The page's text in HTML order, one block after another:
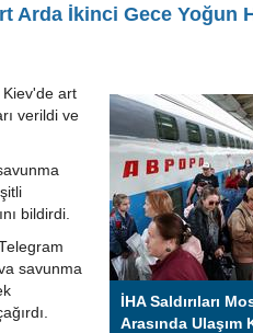
İkinci Gece Yoğun
İHA Saldırıları
Arasında Ulaşım
Kiev'de art
verildi ve
bildirdi.
savunma